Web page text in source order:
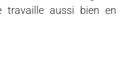
travaille aussi bien en